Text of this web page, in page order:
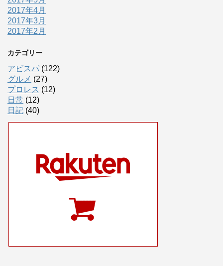
2017年4月
2017年3月
2017年2月
カテゴリー
アビスパ (122)
グルメ (27)
プロレス (12)
日常 (12)
日記 (40)